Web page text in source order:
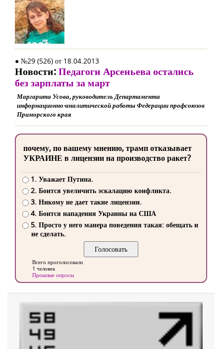
● №29 (526) от 18.04.2013
Новости:Педагоги Арсеньева остались
без зарплаты за март
Маргарита Усова, руководитель Департамента
информационно-аналитической работы Федерации профсоюзов
Приморского края
почему, по вашему мнению, трамп отказывает
УКРАИНЕ в лицензии на производство ракет?
1. Уважает Путина.
2. Боится увеличить эскалацию конфликта.
3. Никому не дает такие лицензии.
4. Боится нападения Украины на США
5. Просто у него манера поведения такая: обещать и
не сделать.
Всего проголосовало
1 человек
Прошлые опросы